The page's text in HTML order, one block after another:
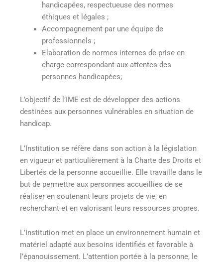
handicapées, respectueuse des normes
éthiques et légales ;
Accompagnement par une équipe de
professionnels ;
Elaboration de normes internes de prise en
charge correspondant aux attentes des
personnes handicapées;
L’objectif de l’IME est de développer des actions
destinées aux personnes vulnérables en situation de
handicap.
L’Institution se réfère dans son action à la législation
en vigueur et particulièrement à la Charte des Droits et
Libertés de la personne accueillie. Elle travaille dans le
but de permettre aux personnes accueillies de se
réaliser en soutenant leurs projets de vie, en
recherchant et en valorisant leurs ressources propres.
L’Institution met en place un environnement humain et
matériel adapté aux besoins identifiés et favorable à
l’épanouissement. L’attention portée à la personne, le